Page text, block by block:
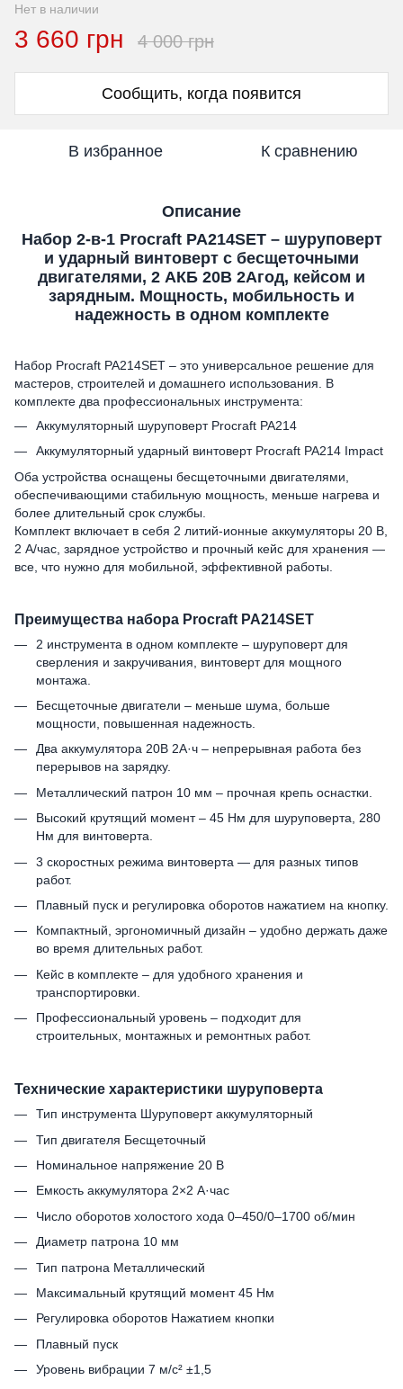
Нет в наличии
3 660 грн 4 000 грн
Сообщить, когда появится
В избранное К сравнению
Описание
Набор 2-в-1 Procraft PA214SET – шуруповерт
и ударный винтоверт с бесщеточными
двигателями, 2 АКБ 20В 2Агод, кейсом и
зарядным. Мощность, мобильность и
надежность в одном комплекте
Набор Procraft PA214SET – это универсальное решение для
мастеров, строителей и домашнего использования. В
комплекте два профессиональных инструмента:
Аккумуляторный шуруповерт Procraft PA214
Аккумуляторный ударный винтоверт Procraft PA214 Impact
Оба устройства оснащены бесщеточными двигателями,
обеспечивающими стабильную мощность, меньше нагрева и
более длительный срок службы.
Комплект включает в себя 2 литий-ионные аккумуляторы 20 В,
2 А/час, зарядное устройство и прочный кейс для хранения —
все, что нужно для мобильной, эффективной работы.
Преимущества набора Procraft PA214SET
2 инструмента в одном комплекте – шуруповерт для
сверления и закручивания, винтоверт для мощного
монтажа.
Бесщеточные двигатели – меньше шума, больше
мощности, повышенная надежность.
Два аккумулятора 20В 2А·ч – непрерывная работа без
перерывов на зарядку.
Металлический патрон 10 мм – прочная крепь оснастки.
Высокий крутящий момент – 45 Нм для шуруповерта, 280
Нм для винтоверта.
3 скоростных режима винтоверта — для разных типов
работ.
Плавный пуск и регулировка оборотов нажатием на кнопку.
Компактный, эргономичный дизайн – удобно держать даже
во время длительных работ.
Кейс в комплекте – для удобного хранения и
транспортировки.
Профессиональный уровень – подходит для
строительных, монтажных и ремонтных работ.
Технические характеристики шуруповерта
Тип инструмента Шуруповерт аккумуляторный
Тип двигателя Бесщеточный
Номинальное напряжение 20 В
Емкость аккумулятора 2×2 А·час
Число оборотов холостого хода 0–450/0–1700 об/мин
Диаметр патрона 10 мм
Тип патрона Металлический
Максимальный крутящий момент 45 Нм
Регулировка оборотов Нажатием кнопки
Плавный пуск
Уровень вибрации 7 м/с² ±1,5